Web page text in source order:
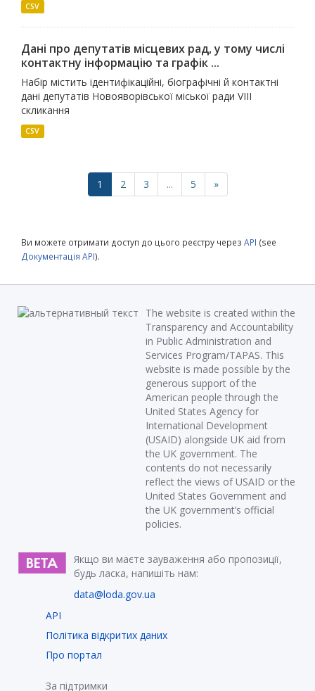
CSV
Дані про депутатів місцевих рад, у тому числі
контактну інформацію та графік ...
Набір містить ідентифікаційні, біографічні й контактні
дані депутатів Новояворівської міської ради VIII
скликання
CSV
1 2 3 ... 5 »
Ви можете отримати доступ до цього реєстру через API (see
Документація API).
The website is created within the
Transparency and Accountability
in Public Administration and
Services Program/TAPAS. This
website is made possible by the
generous support of the
American people through the
United States Agency for
International Development
(USAID) alongside UK aid from
the UK government. The
contents do not necessarily
reflect the views of USAID or the
United States Government and
the UK government’s official
policies.
Якщо ви маєте зауваження або пропозиції,
будь ласка, напишіть нам:
data@loda.gov.ua
API
Політика відкритих даних
Про портал
За підтримки